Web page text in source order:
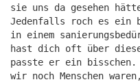
sie uns da gesehen
Jedenfalls roch es ein
in einem
hast dich oft über
passte er ein
wir noch Menschen